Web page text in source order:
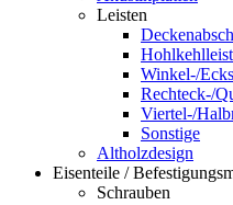
Leisten
Winkel-/
Rechteck-/
Viertel-/
Sonstige
Altholzdesign
Eisenteile /
Schrauben